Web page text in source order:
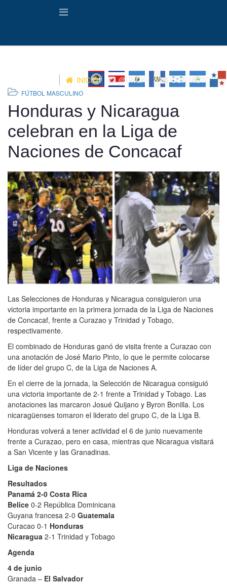
INICIO @UNCAF CONTACTO
FÚTBOL MASCULINO
Honduras y Nicaragua
celebran en la Liga de
Naciones de Concacaf
Las Selecciones de Honduras y Nicaragua consiguieron una
victoria importante en la primera jornada de la Liga de Naciones
de Concacaf, frente a Curazao y Trinidad y Tobago,
respectivamente.
El combinado de Honduras ganó de visita frente a Curazao con
una anotación de José Mario Pinto, lo que le permite colocarse
de líder del grupo C, de la Liga de Naciones A.
En el cierre de la jornada, la Selección de Nicaragua consiguió
una victoria importante de 2-1 frente a Trinidad y Tobago. Las
anotaciones las marcaron Josué Quijano y Byron Bonilla. Los
nicaragüenses tomaron el liderato del grupo C, de la Liga B.
Honduras volverá a tener actividad el 6 de junio nuevamente
frente a Curazao, pero en casa, mientras que Nicaragua visitará
a San Vicente y las Granadinas.
Liga de Naciones
Resultados
Panamá 2-0 Costa Rica
Belice 0-2 República Dominicana
Guyana francesa 2-0 Guatemala
Curacao 0-1 Honduras
Nicaragua 2-1 Trinidad y Tobago
Agenda
4 de junio
Granada – El Salvador